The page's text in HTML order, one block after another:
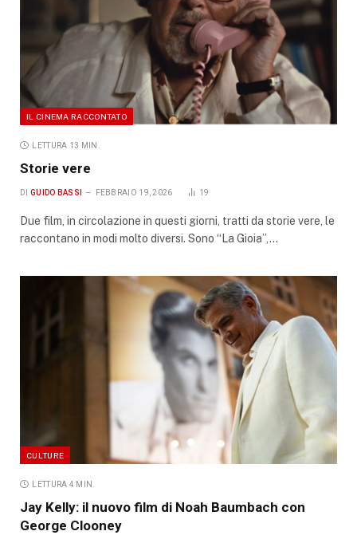
IL CINEMA RACCONTATO
LETTURA 13 MIN.
Storie vere
DI GUIDO BASSI FEBBRAIO 19, 2026 19
Due film, in circolazione in questi giorni, tratti da storie vere, le
raccontano in modi molto diversi. Sono “La Gioia”,…
CULTURE
LETTURA 4 MIN.
Jay Kelly: il nuovo film di Noah Baumbach con
George Clooney